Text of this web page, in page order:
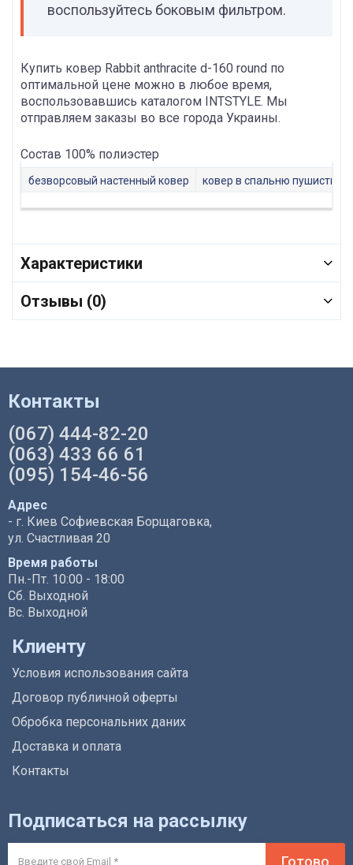
воспользуйтесь боковым фильтром.
Купить ковер Rabbit anthracite d-160 round по
оптимальной цене можно в любое время,
воспользовавшись каталогом INTSTYLE. Мы
отправляем заказы во все города Украины.
Состав 100% полиэстер
безворсовый настенный ковер ковер в спальню пушистый
Характеристики
Отзывы (0)
Контакты
(067) 444-82-20
(063) 433 66 61
(095) 154-46-56
Адрес
- г. Киев Софиевская Борщаговка,
ул. Счастливая 20
Время работы
Пн.-Пт. 10:00 - 18:00
Сб. Выходной
Вс. Выходной
Клиенту
Условия использования сайта
Договор публичной оферты
Обробка персональних даних
Доставка и оплата
Контакты
Подписаться на рассылку
Готово